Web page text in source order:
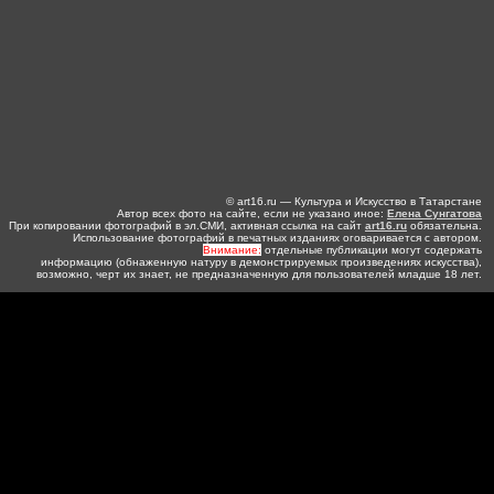
© art16.ru — Культура и Искусство в Татарстане
Автор всех фото на сайте, если не указано иное: Елена Сунгатова
При копировании фотографий в эл.СМИ, активная ссылка на сайт art16.ru обязательна.
Использование фотографий в печатных изданиях оговаривается с автором.
Внимание: отдельные публикации могут содержать
информацию (обнаженную натуру в демонстрируемых произведениях искусства),
возможно, черт их знает, не предназначенную для пользователей младше 18 лет.